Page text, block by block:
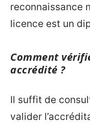
reconnaissance
licence est un
Comment
accrédité ?
Il suffit de
valider